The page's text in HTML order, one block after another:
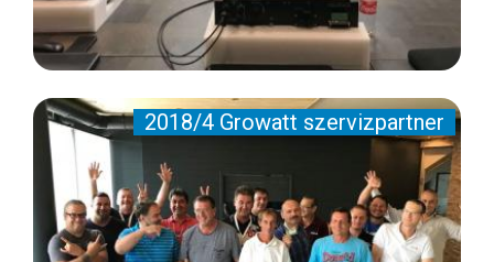
2018/4 Growatt szervizpartner